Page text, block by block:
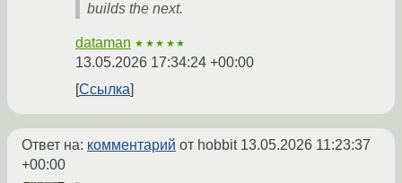
builds the next.
dataman ★★★★★
13.05.2026 17:34:24 +00:00
Ссылка
Ответ на: комментарий от hobbit 13.05.2026 11:23:37
+00:00